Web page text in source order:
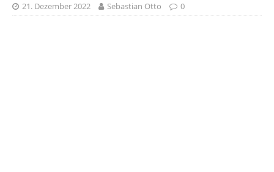
21. Dezember 2022 Sebastian Otto 0